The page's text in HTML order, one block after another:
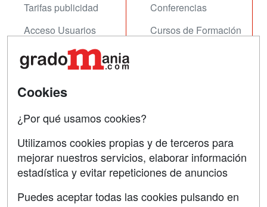
Tarifas publicidad
Acceso Usuarios
Acceso Centros
Conferencias
Cursos de Formación
Contactar
Copyleft
Cookies
¿Por qué usamos cookies?
Utilizamos cookies propias y de terceros para
mejorar nuestros servicios, elaborar información
estadística y evitar repeticiones de anuncios
Puedes aceptar todas las cookies pulsando en